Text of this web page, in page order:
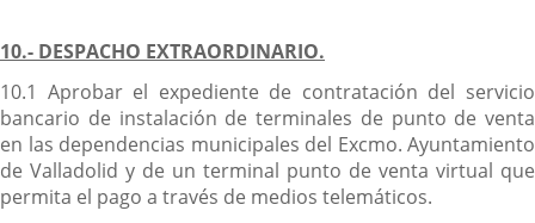
10.- DESPACHO EXTRAORDINARIO.
10.1 Aprobar el expediente de contratación del servicio
bancario de instalación de terminales de punto de venta
en las dependencias municipales del Excmo. Ayuntamiento
de Valladolid y de un terminal punto de venta virtual que
permita el pago a través de medios telemáticos.